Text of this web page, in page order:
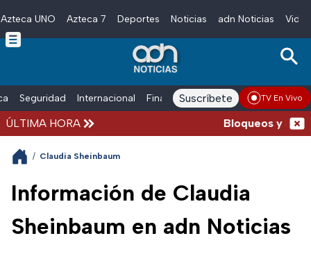
Skip to main content
Azteca UNO Azteca 7 Deportes Noticias adn Noticias
Seguridad Internacional Finanzas adn Noticias Radio
Suscríbete TV En Vivo
ÚLTIMA HORA Bloqueos y
/ Claudia Sheinbaum
Información de Claudia
Sheinbaum en adn Noticias